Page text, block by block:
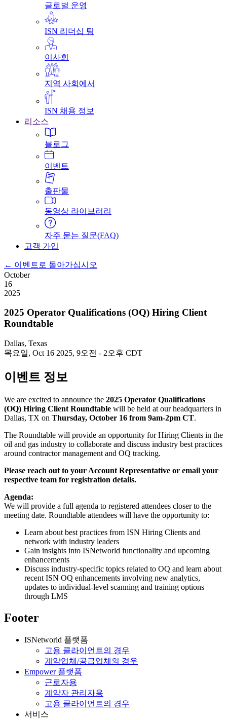
글로벌 운영
ISN 리더십 팀
이사회
지역 사회에서
ISN 채용 정보
리소스
블로그
이벤트
출판물
동영상 라이브러리
자주 묻는 질문(FAQ)
고객 가입
← 이벤트로 돌아가십시오
October
16
2025
2025 Operator Qualifications (OQ) Hiring Client
Roundtable
Dallas, Texas
목요일, Oct 16 2025, 9오전 - 2오후 CDT
이벤트 정보
We are excited to announce the 2025 Operator Qualifications
(OQ) Hiring Client Roundtable will be held at our headquarters in
Dallas, TX on Thursday, October 16 from 9am-2pm CT.
The Roundtable will provide an opportunity for Hiring Clients in the
oil and gas industry to collaborate and discuss industry best practices
around contractor management and OQ tracking.
Please reach out to your Account Representative or email your
respective team for registration details.
Agenda:
We will provide a full agenda to registered attendees closer to the
meeting date. Roundtable attendees will have the opportunity to:
Learn about best practices from ISN Hiring Clients and
network with industry leaders
Gain insights into ISNetworld functionality and upcoming
enhancements
Discuss industry-specific topics related to OQ and learn about
recent ISN OQ enhancements involving new analytics,
updates to individual-level scanning and training options
through LMS
Footer
ISNetworld 플랫폼
고용 클라이언트의 경우
계약업체/공급업체의 경우
Empower 플랫폼
근로자용
계약자 관리자용
고용 클라이언트의 경우
서비스